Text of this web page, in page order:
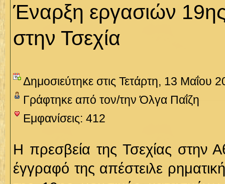
Έναρξη εργασιών
στην Τσεχία
Δημοσιεύτηκε στις Τετάρτη, 13 Μαΐου
Γράφτηκε από τον/την Όλγα Παΐζη
Εμφανίσεις: 412
Η πρεσβεία της Τσεχίας στην
έγγραφό της απέστειλε